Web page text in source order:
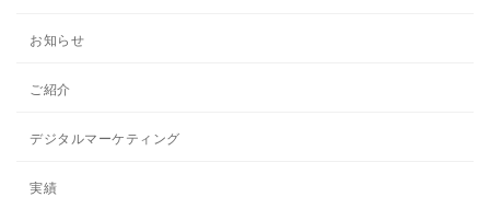
お知らせ
ご紹介
デジタルマーケティング
実績